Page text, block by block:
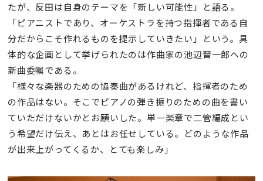
たが、反田は自身のテーマを「新しい可能性」と語る。
「ピアニストであり、オーケストラを持つ指揮者である自
分だからこそ作れるものを提示していきたい」という。具
体的な企画として挙げられたのは作曲家の池辺晋一郎への
新曲委嘱である。
「様々な楽器のための協奏曲があるけれど、指揮者のため
の作品はない。そこでピアノの弾き振りのための曲を書い
ていただけないかとお願いした。単一楽章で二管編成とい
う希望だけ伝え、あとはお任せしている。どのような作品
が出来上がってくるか、とても楽しみ」